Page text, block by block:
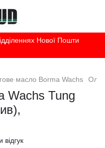
Нової Пошти
масло Borma Wachs
Wachs Tung
відгук